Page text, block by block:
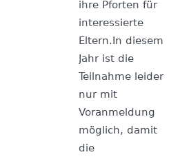
ihre Pforten für
interessierte
Eltern.In diesem
Jahr ist die
Teilnahme leider
nur mit
Voranmeldung
möglich, damit
die